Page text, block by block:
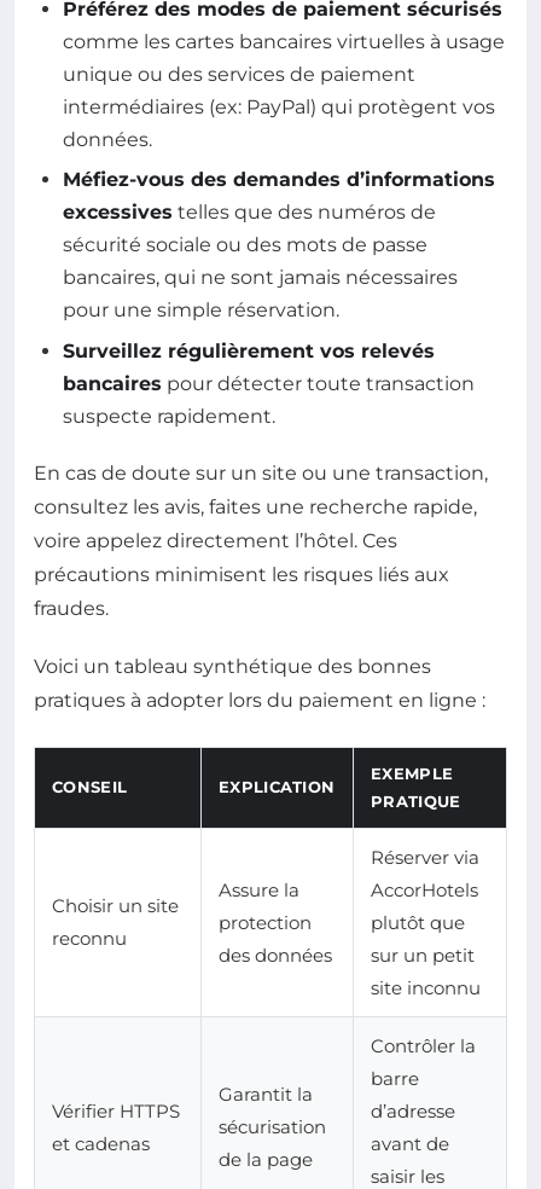
Préférez des modes de paiement sécurisés
comme les cartes bancaires virtuelles à usage
unique ou des services de paiement
intermédiaires (ex: PayPal) qui protègent vos
données.
Méfiez-vous des demandes d’informations
excessives telles que des numéros de
sécurité sociale ou des mots de passe
bancaires, qui ne sont jamais nécessaires
pour une simple réservation.
Surveillez régulièrement vos relevés
bancaires pour détecter toute transaction
suspecte rapidement.
En cas de doute sur un site ou une transaction,
consultez les avis, faites une recherche rapide,
voire appelez directement l’hôtel. Ces
précautions minimisent les risques liés aux
fraudes.
Voici un tableau synthétique des bonnes
pratiques à adopter lors du paiement en ligne :
CONSEIL EXPLICATION
EXEMPLE
PRATIQUE
Choisir un site
reconnu
Assure la
protection
des données
Réserver via
AccorHotels
plutôt que
sur un petit
site inconnu
Vérifier HTTPS
et cadenas
Garantit la
sécurisation
de la page
Contrôler la
barre
d’adresse
avant de
saisir les